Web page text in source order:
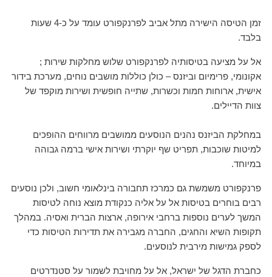
זמן הטיסה הישירה מתל אביב לפרנקפורט עומד על כ-4 שעות
בלבד.
אל על מציעה בטיסותיה לפרנקפורט שלוש מחלקות שירות ;
אקונומי, פרימיום וביזנס – כולן כוללות מושבים נוחים, מערכת בידור
אישית, ארוחות חמות וכשרות, שתייה חופשית ושירות מוקפד של
צוות הדיילים.
במחלקת הביזנס נהנים הנוסעים ממושבים מרווחים ההופכים
למיטות שוכבות, תפריט שף יוקרתי ושירות אישי ברמה גבוהה
במיוחד.
פרנקפורט משמשת גם כמרכז תחבורה בינלאומי חשוב, ולכן נוסעים
רבים בוחרים בטיסות אל על אליה כנקודת מוצא נוחה לטיסות
המשך לערים נוספות ברחבי אירופה, ארצות הברית ואסיה. במהלך
תקופות השיא והחגים, החברה מגבירה את תדירות הטיסות כדי
לספק גמישות מירבית לנוסעים.
כחברת הדגל של ישראל, אל על מחויבת לשמור על סטנדרטים